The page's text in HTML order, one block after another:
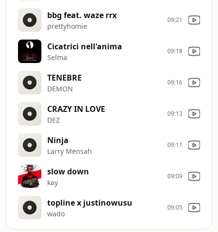
bbg feat. waze rrx
prettyhomie
09:21
Cicatrici nell'anima
Selma
09:18
TENEBRE
DEMON
09:16
CRAZY IN LOVE
DEZ
09:13
Ninja
Larry Mensah
09:11
slow down
kay
09:09
topline x justinowusu
wado
09:05